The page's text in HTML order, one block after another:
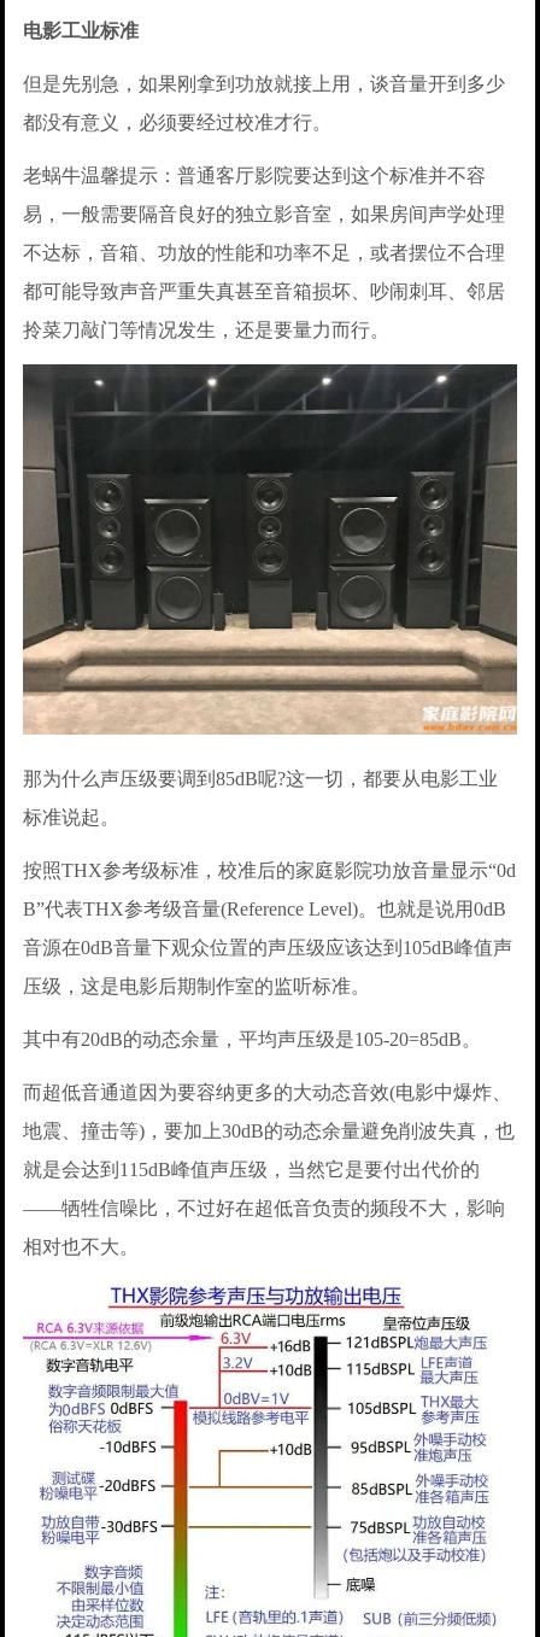
电影工业标准
但是先别急，如果刚拿到功放就接上用，谈音量开到多少
都没有意义，必须要经过校准才行。
老蜗牛温馨提示：普通客厅影院要达到这个标准并不容
易，一般需要隔音良好的独立影音室，如果房间声学处理
不达标，音箱、功放的性能和功率不足，或者摆位不合理
都可能导致声音严重失真甚至音箱损坏、吵闹刺耳、邻居
拎菜刀敲门等情况发生，还是要量力而行。
那为什么声压级要调到85dB呢?这一切，都要从电影工业
标准说起。
按照THX参考级标准，校准后的家庭影院功放音量显示“0d
B”代表THX参考级音量(Reference Level)。也就是说用0dB
音源在0dB音量下观众位置的声压级应该达到105dB峰值声
压级，这是电影后期制作室的监听标准。
其中有20dB的动态余量，平均声压级是105-20=85dB。
而超低音通道因为要容纳更多的大动态音效(电影中爆炸、
地震、撞击等)，要加上30dB的动态余量避免削波失真，也
就是会达到115dB峰值声压级，当然它是要付出代价的
——牺牲信噪比，不过好在超低音负责的频段不大，影响
相对也不大。